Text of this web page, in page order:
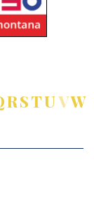
RSTUVW